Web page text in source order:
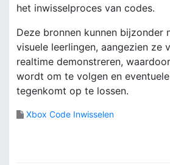
het inwisselproces van codes.
Deze bronnen kunnen bijzonder
visuele leerlingen, aangezien ze
realtime demonstreren,
wordt om te volgen en
tegenkomt op te lossen.
Xbox Code Inwisselen